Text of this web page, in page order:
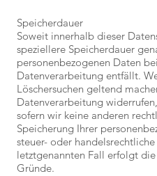
Speicherdauer
Soweit innerhalb dieser
speziellere Speicherdauer
personenbezogenen Daten
Datenverarbeitung entfällt.
Löschersuchen geltend
Datenverarbeitung
sofern wir keine anderen
Speicherung Ihrer
steuer- oder
letztgenannten Fall erfolgt
Gründe.